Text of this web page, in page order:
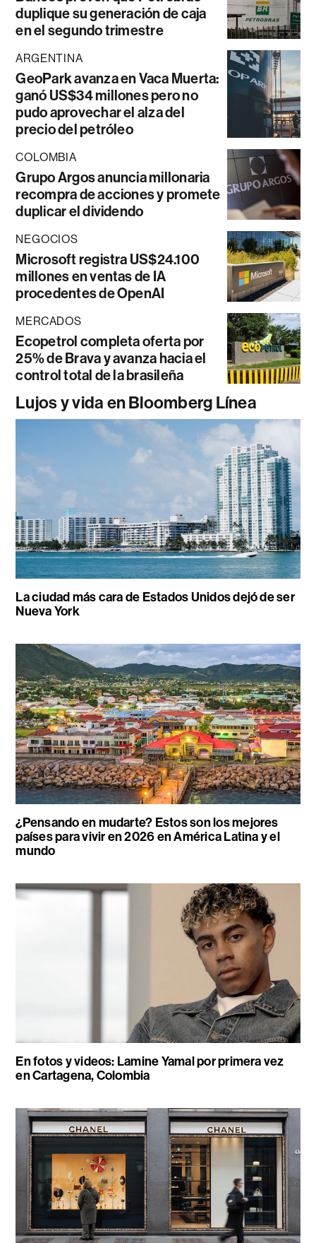
duplique su generación de caja
en el segundo trimestre
ARGENTINA
GeoPark avanza en Vaca Muerta:
ganó US$34 millones pero no
pudo aprovechar el alza del
precio del petróleo
COLOMBIA
Grupo Argos anuncia millonaria
recompra de acciones y promete
duplicar el dividendo
NEGOCIOS
Microsoft registra US$24.100
millones en ventas de IA
procedentes de OpenAI
MERCADOS
Ecopetrol completa oferta por
25% de Brava y avanza hacia el
control total de la brasileña
Lujos y vida en Bloomberg Línea
La ciudad más cara de Estados Unidos dejó de ser
Nueva York
¿Pensando en mudarte? Estos son los mejores
países para vivir en 2026 en América Latina y el
mundo
En fotos y videos: Lamine Yamal por primera vez
en Cartagena, Colombia